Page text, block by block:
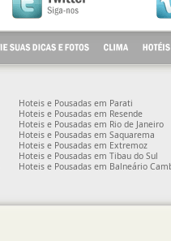
Hoteis e Pousadas em Parati
Hoteis e Pousadas em Resende
Hoteis e Pousadas em Rio de Janeiro
Hoteis e Pousadas em Saquarema
Hoteis e Pousadas em Extremoz
Hoteis e Pousadas em Tibau do Sul
Hoteis e Pousadas em Balneário